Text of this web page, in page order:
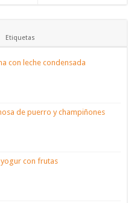
Etiquetas
con leche condensada
de puerro y champiñones
con frutas